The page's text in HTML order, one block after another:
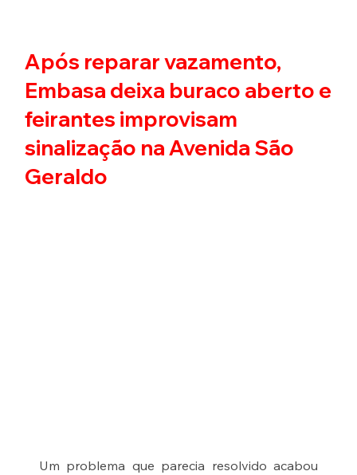
Após reparar vazamento,
Embasa deixa buraco aberto e
feirantes improvisam
sinalização na Avenida São
Geraldo
Um problema que parecia resolvido acabou